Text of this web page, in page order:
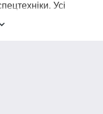
Усі
експлуатації.